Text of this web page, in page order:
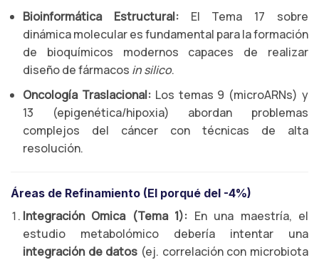
Bioinformática Estructural:El Tema 17 sobre
dinámica molecular es fundamental para la formación
de bioquímicos modernos capaces de realizar
diseño de fármacos in silico.
Oncología Traslacional:Los temas 9 (microARNs) y
13 (epigenética/hipoxia) abordan problemas
complejos del cáncer con técnicas de alta
resolución.
Áreas de Refinamiento (El porqué del -4%)
Integración Omica (Tema 1): En una maestría, el
estudio metabolómico debería intentar una
integración de datos (ej. correlación con microbiota